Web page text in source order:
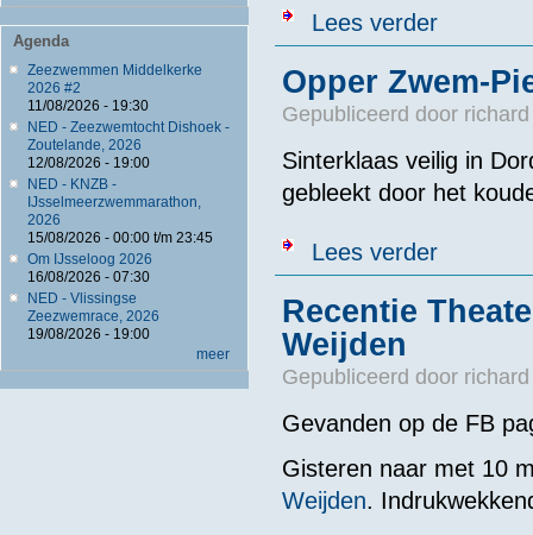
Agenda
Zeezwemmen Middelkerke
2026 #2
11/08/2026 - 19:30
NED - Zeezwemtocht Dishoek -
Zoutelande, 2026
12/08/2026 - 19:00
NED - KNZB -
IJsselmeerzwemmarathon,
2026
15/08/2026 - 00:00t/m 23:45
Om IJsseloog 2026
16/08/2026 - 07:30
NED - Vlissingse
Zeezwemrace, 2026
19/08/2026 - 19:00
meer
Lees verderover Van
Opper Zwem-
Gepubliceerd door
Sinterklaas veilig in
gebleekt door het
Lees verderover Opper
Recentie
Weijden
Gepubliceerd door
Gevanden op de FB
Gisteren naar met 10
Weijden.